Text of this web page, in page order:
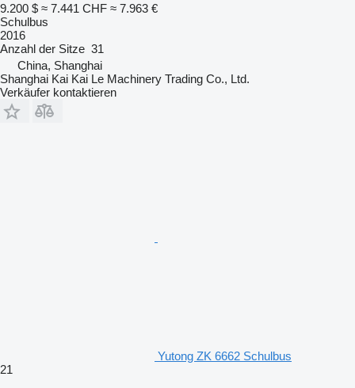
9.200 $ ≈ 7.441 CHF ≈ 7.963 €
Schulbus
2016
Anzahl der Sitze 31
China, Shanghai
Shanghai Kai Kai Le Machinery Trading Co., Ltd.
Verkäufer kontaktieren
Yutong ZK 6662 Schulbus
21